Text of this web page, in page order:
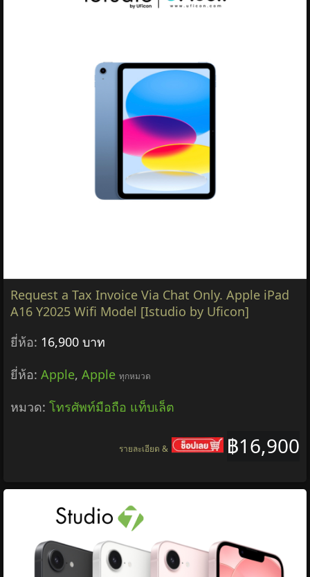
Request a Tax Invoice Via Chat Only. Apple iPad
A16 Y2025 Wifi Model [Istudio by Uficon]
ยี่ห้อ: 16,900 บาท
ยี่ห้อ: Apple, Apple ทุกหมวด
หมวด: โทรศัพท์มือถือ แท็บเล็ต
฿16,900
รายละเอียด &